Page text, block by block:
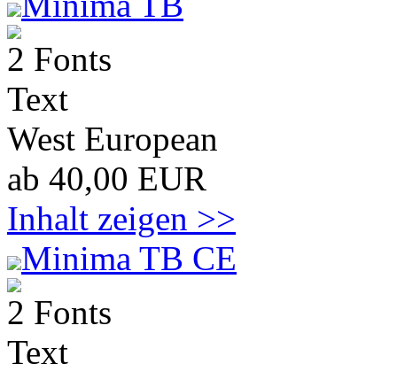
2 Fonts
Text
West European
ab 40,00 EUR
Inhalt zeigen >>
Minima TB CE
2 Fonts
Text